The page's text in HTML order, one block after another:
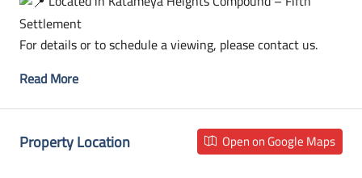
Settlement
For details or to schedule a viewing, please contact us.
Read More
Property Location Open on Google Maps